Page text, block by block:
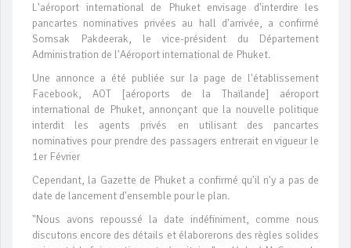
L'aéroport international de Phuket envisage d'interdire les
pancartes nominatives privées au hall d'arrivée, a confirmé
Somsak Pakdeerak, le vice-président du Département
Administration de l'Aéroport international de Phuket.
Une annonce a été publiée sur la page de l'établissement
Facebook, AOT [aéroports de la Thaïlande] aéroport
international de Phuket, annonçant que la nouvelle politique
interdit les agents privés en utilisant des pancartes
nominatives pour prendre des passagers entrerait en vigueur le
1er Février
Cependant, la Gazette de Phuket a confirmé qu'il n'y a pas de
date de lancement d'ensemble pour le plan.
"Nous avons repoussé la date indéfiniment, comme nous
discutons encore des détails et élaborerons des règles solides